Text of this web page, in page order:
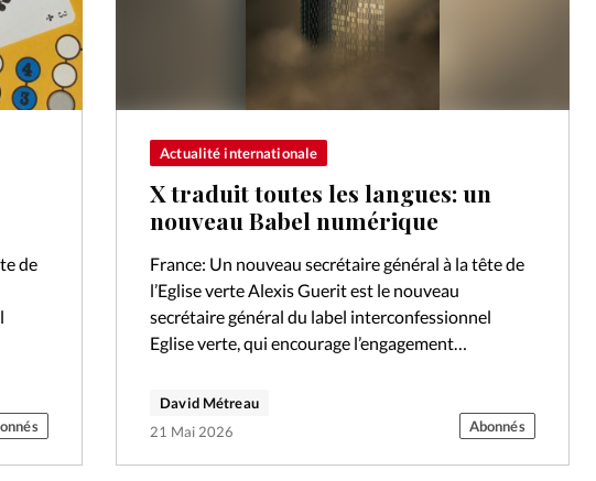
de
Actualité internationale
X traduit toutes les langues: un
nouveau Babel numérique
France: Un nouveau secrétaire général à la tête de
l’Eglise verte Alexis Guerit est le nouveau
secrétaire général du label interconfessionnel
Eglise verte, qui encourage l’engagement
Morosini,…
David Métreau
21 Mai 2026
Abonnés